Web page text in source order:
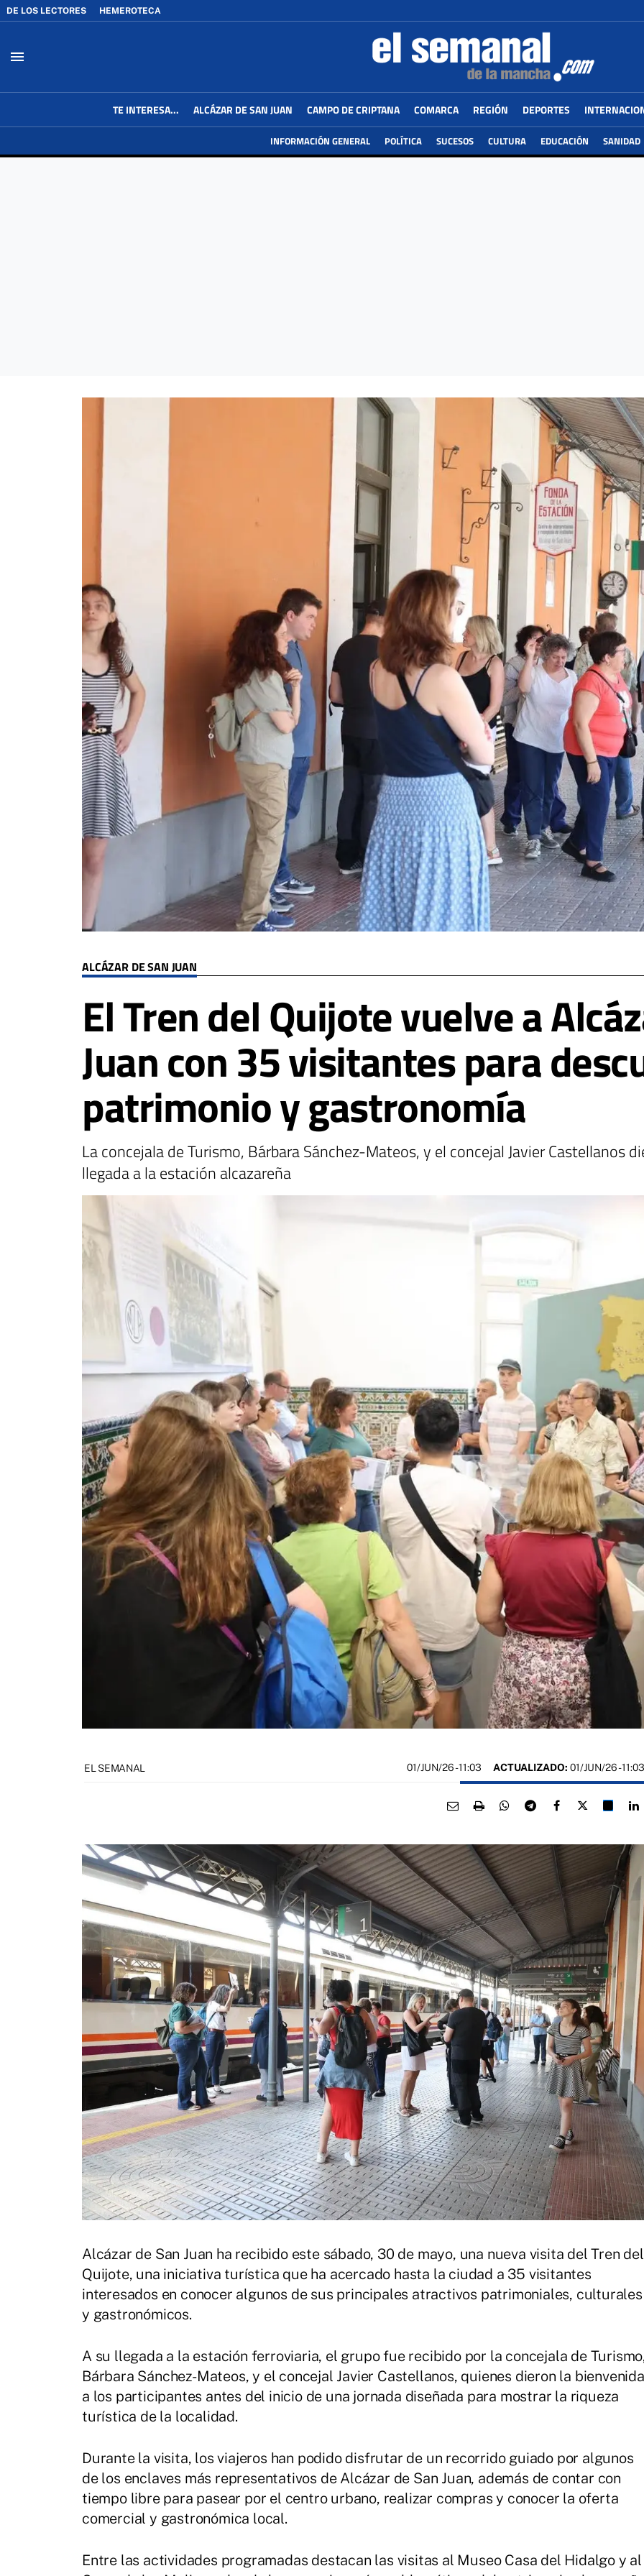
DE LOS LECTORES HEMEROTECA
menu
TE INTERESA... ALCÁZAR DE SAN JUAN CAMPO DE CRIPTANA COMARCA REGIÓN DEPORTES
INFORMACIÓN GENERAL POLÍTICA SUCESOS CULTURA EDUCACIÓN SANIDAD
ALCÁZAR DE SAN JUAN
El Tren del Quijote vuelve a
Juan con 35 visitantes para
patrimonio y gastronomía
La concejala de Turismo, Bárbara Sánchez-Mateos, y el concejal Javier Castellanos
llegada a la estación alcazareña
EL SEMANAL 01/JUN/26- 11:03 ACTUALIZADO: 01/JUN/26 - 11:03
Alcázar de San Juan ha recibido este sábado, 30 de mayo, una nueva visita del Tren del
Quijote, una iniciativa turística que ha acercado hasta la ciudad a 35 visitantes
interesados en conocer algunos de sus principales atractivos patrimoniales, culturales
y gastronómicos.
A su llegada a la estación ferroviaria, el grupo fue recibido por la concejala de
Bárbara Sánchez-Mateos, y el concejal Javier Castellanos, quienes dieron la bienvenida
a los participantes antes del inicio de una jornada diseñada para mostrar la riqueza
turística de la localidad.
Durante la visita, los viajeros han podido disfrutar de un recorrido guiado por algunos
de los enclaves más representativos de Alcázar de San Juan, además de contar con
tiempo libre para pasear por el centro urbano, realizar compras y conocer la oferta
comercial y gastronómica local.
Entre las actividades programadas destacan las visitas al Museo Casa del Hidalgo y al